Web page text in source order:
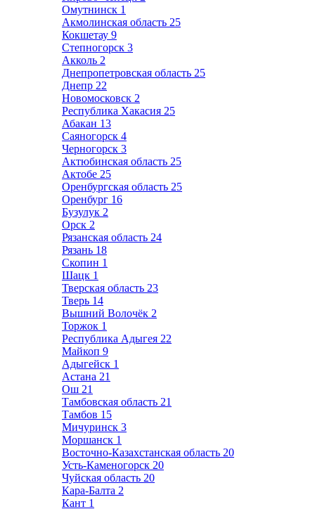
Омутнинск 1
Акмолинская область 25
Кокшетау 9
Степногорск 3
Акколь 2
Днепропетровская область 25
Днепр 22
Новомосковск 2
Республика Хакасия 25
Абакан 13
Саяногорск 4
Черногорск 3
Актюбинская область 25
Актобе 25
Оренбургская область 25
Оренбург 16
Бузулук 2
Орск 2
Рязанская область 24
Рязань 18
Скопин 1
Шацк 1
Тверская область 23
Тверь 14
Вышний Волочёк 2
Торжок 1
Республика Адыгея 22
Майкоп 9
Адыгейск 1
Астана 21
Ош 21
Тамбовская область 21
Тамбов 15
Мичуринск 3
Моршанск 1
Восточно-Казахстанская область 20
Усть-Каменогорск 20
Чуйская область 20
Кара-Балта 2
Кант 1